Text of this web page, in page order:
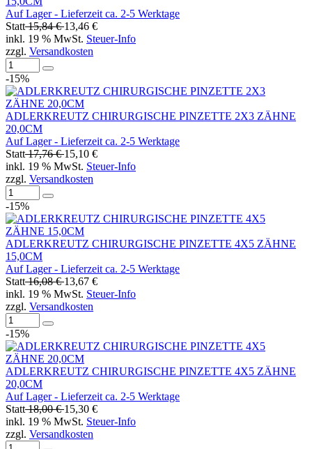
Auf Lager - Lieferzeit ca. 2-5 Werktage
Statt15,84 €13,46 €
inkl. 19 % MwSt. Steuer-Info
zzgl. Versandkosten
-15%
ADLERKREUTZ CHIRURGISCHE PINZETTE 2X3 ZÄHNE
20,0CM
Auf Lager - Lieferzeit ca. 2-5 Werktage
Statt17,76 €15,10 €
inkl. 19 % MwSt. Steuer-Info
zzgl. Versandkosten
-15%
ADLERKREUTZ CHIRURGISCHE PINZETTE 4X5 ZÄHNE
15,0CM
Auf Lager - Lieferzeit ca. 2-5 Werktage
Statt16,08 €13,67 €
inkl. 19 % MwSt. Steuer-Info
zzgl. Versandkosten
-15%
ADLERKREUTZ CHIRURGISCHE PINZETTE 4X5 ZÄHNE
20,0CM
Auf Lager - Lieferzeit ca. 2-5 Werktage
Statt18,00 €15,30 €
inkl. 19 % MwSt. Steuer-Info
zzgl. Versandkosten